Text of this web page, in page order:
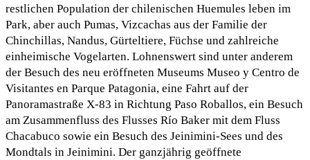
restlichen Population der chilenischen Huemules leben im
Park, aber auch Pumas, Vizcachas aus der Familie der
Chinchillas, Nandus, Gürteltiere, Füchse und zahlreiche
einheimische Vogelarten. Lohnenswert sind unter anderem
der Besuch des neu eröffneten Museums Museo y Centro de
Visitantes en Parque Patagonia, eine Fahrt auf der
Panoramastraße X-83 in Richtung Paso Roballos, ein Besuch
am Zusammenfluss des Flusses Río Baker mit dem Fluss
Chacabuco sowie ein Besuch des Jeinimini-Sees und des
Mondtals in Jeinimini. Der ganzjährig geöffnete